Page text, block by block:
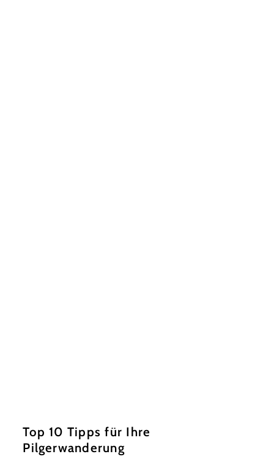
Top 10 Tipps für Ihre
Pilgerwanderung